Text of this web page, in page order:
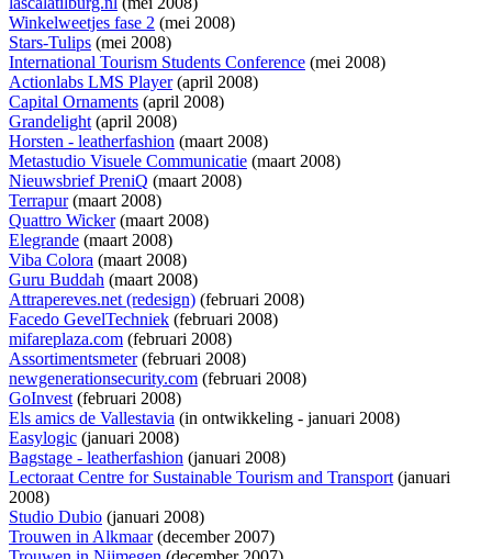
Winkelweetjes fase 2 (mei 2008)
Stars-Tulips (mei 2008)
International Tourism Students Conference (mei 2008)
Actionlabs LMS Player(april 2008)
Capital Ornaments (april 2008)
Grandelight(april 2008)
Horsten - leatherfashion (maart 2008)
Metastudio Visuele Communicatie (maart 2008)
Nieuwsbrief PreniQ (maart 2008)
Terrapur(maart 2008)
Quattro Wicker(maart 2008)
Elegrande (maart 2008)
Viba Colora (maart 2008)
Guru Buddah (maart 2008)
Attrapereves.net (redesign) (februari 2008)
Facedo GevelTechniek (februari 2008)
mifareplaza.com (februari 2008)
Assortimentsmeter(februari 2008)
newgenerationsecurity.com (februari 2008)
GoInvest(februari 2008)
Els amics de Vallestavia (in ontwikkeling - januari 2008)
Easylogic (januari 2008)
Bagstage - leatherfashion (januari 2008)
Lectoraat Centre for Sustainable Tourism and Transport(januari
2008)
Studio Dubio (januari 2008)
Trouwen in Alkmaar(december 2007)